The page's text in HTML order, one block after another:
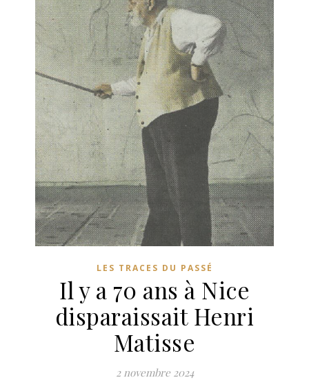
LES TRACES DU PASSÉ
Il y a 70 ans à Nice
disparaissait Henri
Matisse
2 novembre 2024